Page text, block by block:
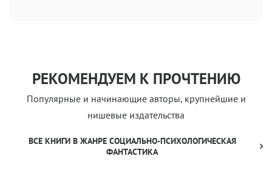
РЕКОМЕНДУЕМ К ПРОЧТЕНИЮ
Популярные и начинающие авторы, крупнейшие и
нишевые издательства
ВСЕ КНИГИ В ЖАНРЕ СОЦИАЛЬНО-ПСИХОЛОГИЧЕСКАЯ
ФАНТАСТИКА